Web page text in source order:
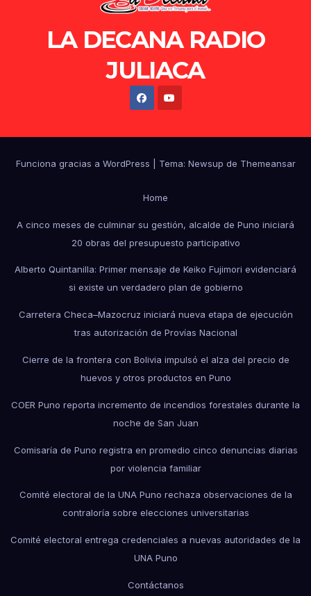
LA DECANA RADIO
JULIACA
Funciona gracias a WordPress Tema: Newsup de Themeansar
Home
A cinco meses de culminar su gestión, alcalde de Puno iniciará
20 obras del presupuesto participativo
Alberto Quintanilla: Primer mensaje de Keiko Fujimori evidenciará
si existe un verdadero plan de gobierno
Carretera Checa–Mazocruz iniciará nueva etapa de ejecución
tras autorización de Provías Nacional
Cierre de la frontera con Bolivia impulsó el alza del precio de
huevos y otros productos en Puno
COER Puno reporta incremento de incendios forestales durante la
noche de San Juan
Comisaría de Puno registra en promedio cinco denuncias diarias
por violencia familiar
Comité electoral de la UNA Puno rechaza observaciones de la
contraloría sobre elecciones universitarias
Comité electoral entrega credenciales a nuevas autoridades de la
UNA Puno
Contáctanos